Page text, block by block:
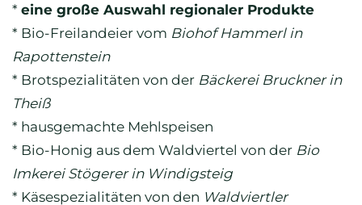
* eine große Auswahl regionaler Produkte
* Bio-Freilandeier vom Biohof Hammerl in
Rapottenstein
* Brotspezialitäten von der Bäckerei Bruckner in
Theiß
* hausgemachte Mehlspeisen
* Bio-Honig aus dem Waldviertel von der Bio
Imkerei Stögerer in Windigsteig
* Käsespezialitäten von den Waldviertler